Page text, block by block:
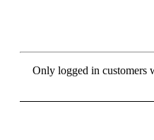
Only logged in customers